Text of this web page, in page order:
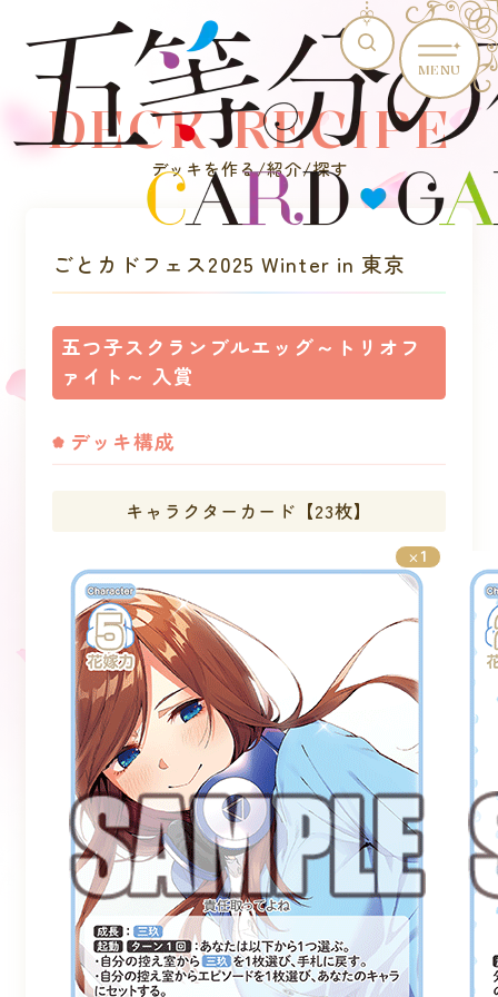
MENU
DECK RECIPE
デッキを作る/紹介/探す
ごとカドフェス2025 Winter in 東京
五つ子スクランブルエッグ～トリオフ
ァイト～ 入賞
デッキ構成
キャラクターカード【23枚】
× 1